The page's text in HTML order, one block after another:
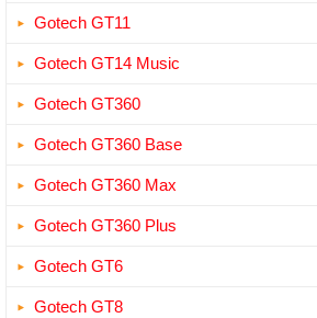
Gotech GT11
Gotech GT14 Music
Gotech GT360
Gotech GT360 Base
Gotech GT360 Max
Gotech GT360 Plus
Gotech GT6
Gotech GT8